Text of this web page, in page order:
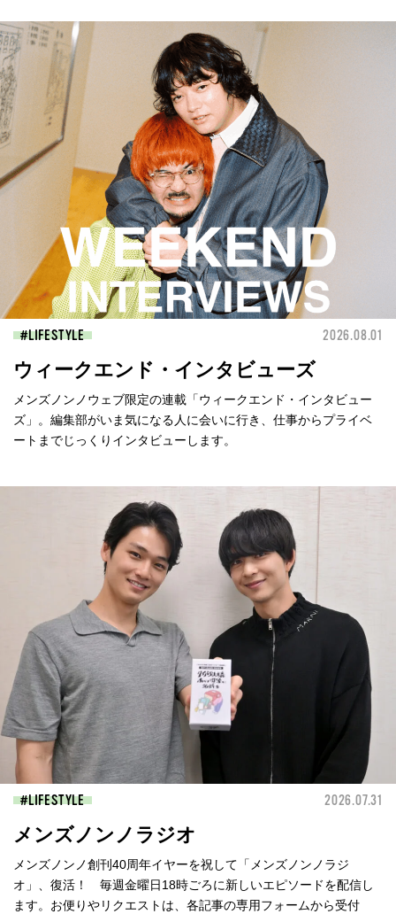
LIFESTYLE 2026.08.01
ウィークエンド・インタビューズ
メンズノンノウェブ限定の連載「ウィークエンド・インタビュー
ズ」。編集部がいま気になる人に会いに行き、仕事からプライベ
ートまでじっくりインタビューします。
LIFESTYLE 2026.07.31
メンズノンノラジオ
メンズノンノ創刊40周年イヤーを祝して「メンズノンノラジ
オ」、復活！ 毎週金曜日18時ごろに新しいエピソードを配信し
ます。お便りやリクエストは、各記事の専用フォームから受付